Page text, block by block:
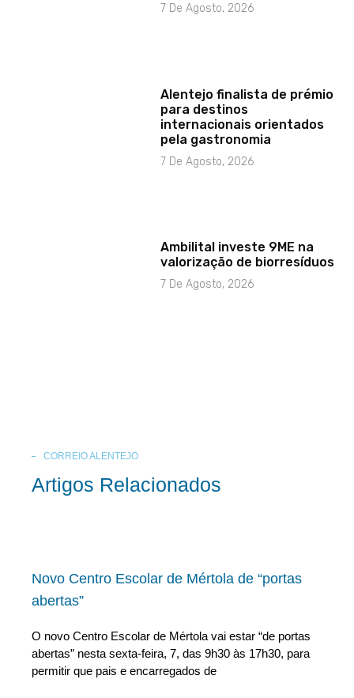
7 De Agosto, 2026
Alentejo finalista de prémio
para destinos
internacionais orientados
pela gastronomia
7 De Agosto, 2026
Ambilital investe 9ME na
valorização de biorresíduos
7 De Agosto, 2026
CORREIO ALENTEJO
Artigos Relacionados
Novo Centro Escolar de Mértola de “portas
abertas”
O novo Centro Escolar de Mértola vai estar “de portas
abertas” nesta sexta-feira, 7, das 9h30 às 17h30, para
permitir que pais e encarregados de